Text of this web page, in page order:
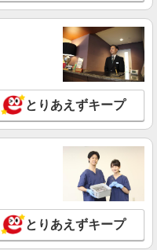
UP） ※給与幅は経験・能力による
詳細を見る
/KT6001171966
NEW
費規定に基づき交通費支給
詳細を見る
NEW
とりあえずキープ
とりあえずキープ